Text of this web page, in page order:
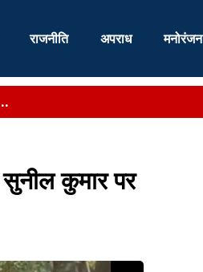
राजनीति अपराध मनोरंजन
से मां के चेहर...
से देने ...
राजस्व नुकसान...
बनने की चाह से अपराध की ओर न...
सुनील कुमार पर